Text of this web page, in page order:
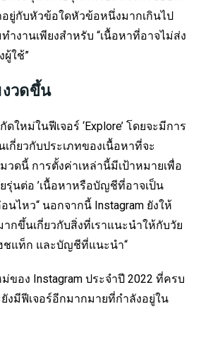
อยู่กับหัวข้อใดหัวข้อหนึ่งมากเกินไป
งานเพียงสำหรับ “เนื้อหาที่อาจไม่ส่ง
ใช้”
วดขึ้น
ใหม่ในฟีเจอร์ ‘Explore’ โดยจะมีการ
กี่ยวกับประเภทของเนื้อหาที่จะ
ดนี้ การตั้งค่าเหล่านี้มีเป้าหมายเพื่อ
รุ่นต่อ ’เนื้อหาหรือบัญชีที่อาจเป็น
ไหว“ นอกจากนี้ Instagram ยังให้
ากขึ้นเกี่ยวกับสิ่งที่เราแนะนำให้กับวัย
ชแท็ก และบัญชีที่แนะนำ“
ของ Instagram ประจำปี 2022 ที่ครบ
งมีฟีเจอร์อีกมากมายที่กำลังอยู่ใน